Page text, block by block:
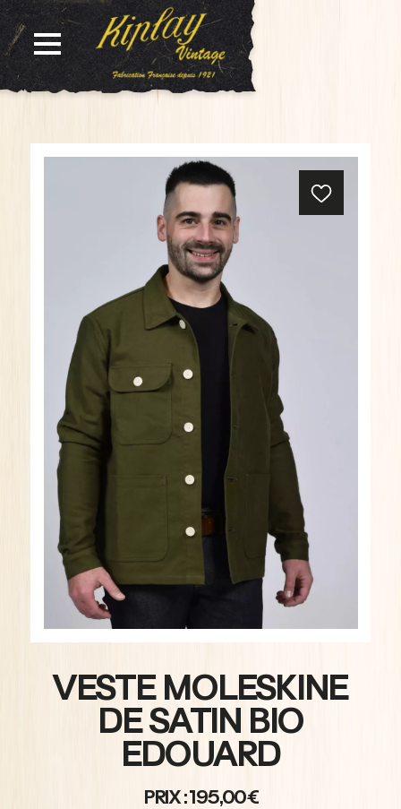
VESTE MOLESKINE
DE SATIN BIO
EDOUARD
PRIX : 195,00€